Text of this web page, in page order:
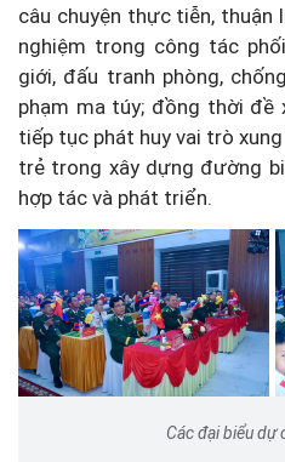
câu chuyện thực tiễn, thuận
nghiệm trong công tác
giới, đấu tranh phòng,
phạm ma túy; đồng thời đề
tiếp tục phát huy vai trò
trẻ trong xây dựng đường
hợp tác và phát triển.
Các đại biểu dự